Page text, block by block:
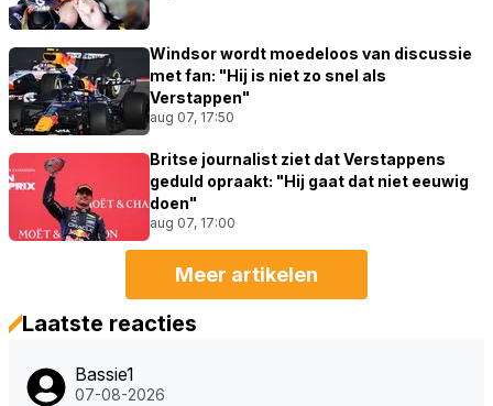
Windsor wordt moedeloos van discussie
met fan: "Hij is niet zo snel als
Verstappen"
aug 07, 17:50
Britse journalist ziet dat Verstappens
geduld opraakt: "Hij gaat dat niet eeuwig
doen"
aug 07, 17:00
Meer artikelen
Laatste reacties
Bassie1
07-08-2026